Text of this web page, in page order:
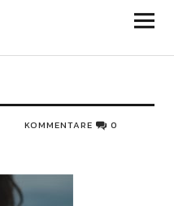
KOMMENTARE 0